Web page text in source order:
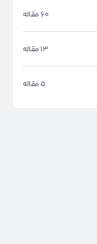
60 مقاله
13 مقاله
5 مقاله